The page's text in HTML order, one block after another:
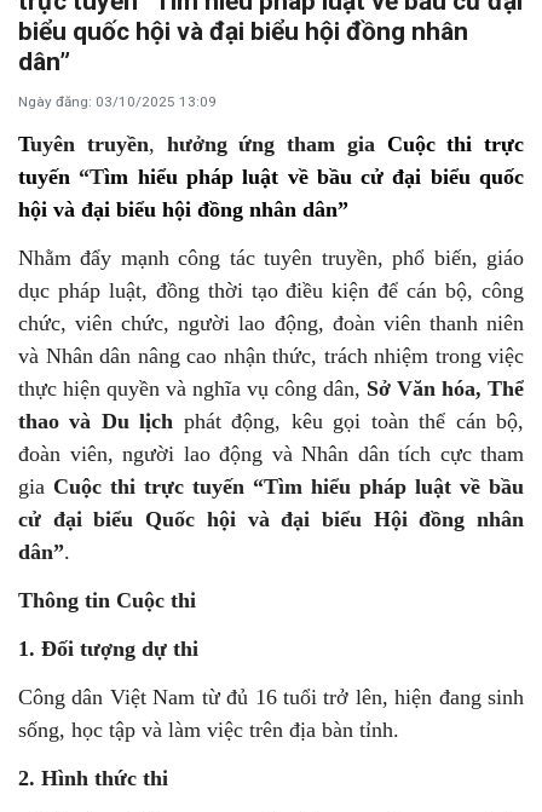
biểu quốc hội và đại biểu hội đồng nhân
dân”
Ngày đăng: 03/10/2025 13:09
Tuyên truyền, hưởng ứng tham gia Cuộc thi trực
tuyến “Tìm hiểu pháp luật về bầu cử đại biểu quốc
hội và đại biểu hội đồng nhân dân”
Nhằm đẩy mạnh công tác tuyên truyền, phổ biến, giáo
dục pháp luật, đồng thời tạo điều kiện để cán bộ, công
chức, viên chức, người lao động, đoàn viên thanh niên
và Nhân dân nâng cao nhận thức, trách nhiệm trong việc
thực hiện quyền và nghĩa vụ công dân, Sở Văn hóa, Thể
thao và Du lịch phát động, kêu gọi toàn thể cán bộ,
đoàn viên, người lao động và Nhân dân tích cực tham
gia Cuộc thi trực tuyến “Tìm hiểu pháp luật về bầu
cử đại biểu Quốc hội và đại biểu Hội đồng nhân
dân”.
Thông tin Cuộc thi
1. Đối tượng dự thi
Công dân Việt Nam từ đủ 16 tuổi trở lên, hiện đang sinh
sống, học tập và làm việc trên địa bàn tỉnh.
2. Hình thức thi